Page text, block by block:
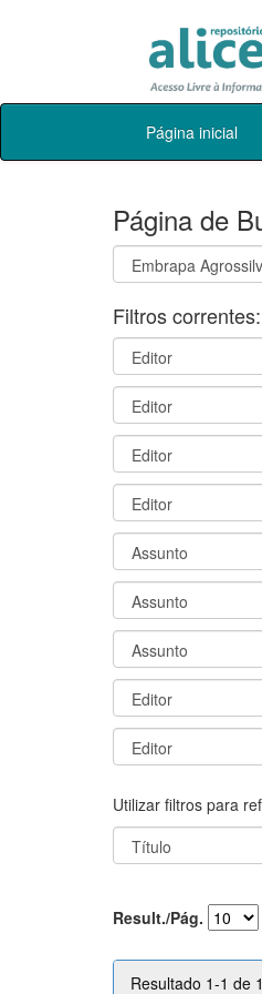
Skip
Página inicial
Página de
Filtros correntes:
Utilizar filtros para
Result./Pág.
Resultado 1-1 de